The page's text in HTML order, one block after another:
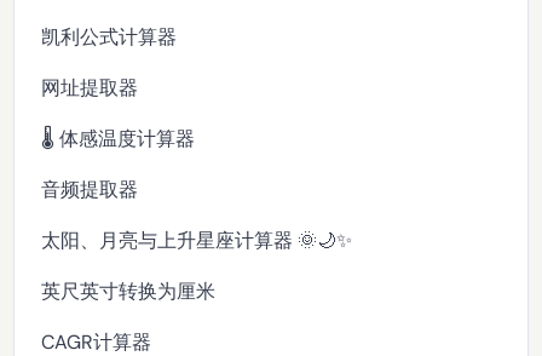
凯利公式计算器
网址提取器
🌡️ 体感温度计算器
音频提取器
太阳、月亮与上升星座计算器 🌞🌙✨
英尺英寸转换为厘米
CAGR计算器